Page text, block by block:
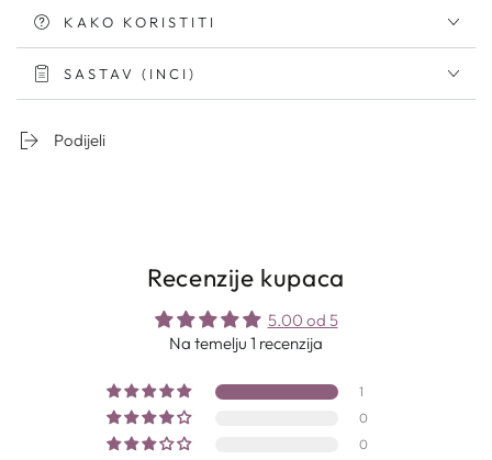
KAKO KORISTITI
SASTAV (INCI)
Podijeli
Recenzije kupaca
5.00 od 5
Na temelju 1 recenzija
1
0
0